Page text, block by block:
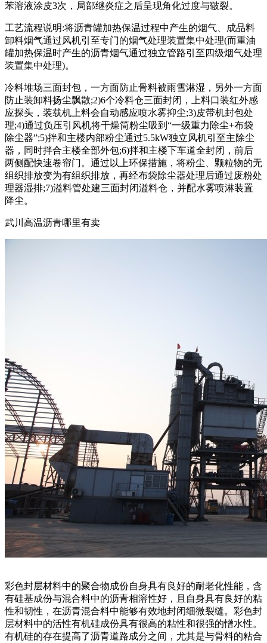
苯溶液涂皮3次，局部继炎症之后呈现角化过度与皲裂。
工艺流程说明:将沥青罐加热保温过程中产生的烟气、成品料
卸料烟气通过风机引至专门的烟气处理装置集中处理(而重油
罐加热保温时产生的沥青烟气通过独立管路引至四级烟气处理
装置集中处理)。
冷料堆场三面封包，一方面防止骨料被雨雪淋湿，另外一方面
防止装卸料扬尘飘散;2)6个冷料仓三面封闭，上料口装红外感
应探头，装载机上料会自动感应喷水雾抑尘;3)皮带机封包处
理;4)通过负压引风机将干燥筒粉尘吸到“一级重力除尘+布袋
除尘器”;5)拌和主楼内部粉尘通过5.5kW独立风机引至主除尘
器，同时拌合主楼全部外包;6)拌和主楼下车道全封闭，前后
两侧配快速卷帘门。通过以上环保措施，将粉尘、颗粒物的无
组织排放变为有组织排放，再经布袋除尘器处理后通过废粉处
理器湿排;7)溢料管处建三面封闭溢料仓，并配水雾喷淋装置
降尘。
武川高温沥青哪里有卖
彩色封层材料中的聚合物成份自身具有良好的耐老化性能，含
有硅基成份与混合料中的沥青相溶性好，且自身具有良好的粘
性和韧性，在沥青混合料中能够有效地封闭细微裂缝。彩色封
层材料中的活性有机硅成份具有很高的粘性和很强的憎水性。
有机硅的存在提高了沥青道路成分之间，尤其是与骨料的粘合